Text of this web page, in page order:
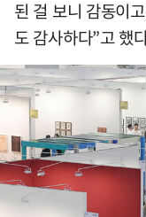
된 걸 보니 감동이
도 감사하다”고 했